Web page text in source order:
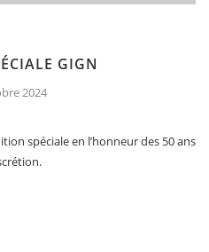
GIGN
2024
spéciale en l’honneur des 50 ans